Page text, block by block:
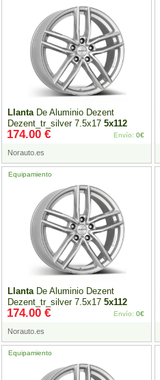
LlantaDe Aluminio Dezent
Dezent_tr_silver 7.5x17 5x112
Et36 Plateado
Norauto.es
174.00 € Envío: 0€
LlantaDe Aluminio Dezent
Dezent_tr_silver 7.5x17 5x112
Et46 Plateado
Equipamiento
Norauto.es
174.00 € Envío: 0€
Equipamiento